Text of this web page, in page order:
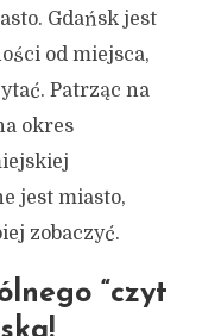
Gdańsk jest
od miejsca,
Patrząc na
okres
jest miasto,
zobaczyć.
“czyt